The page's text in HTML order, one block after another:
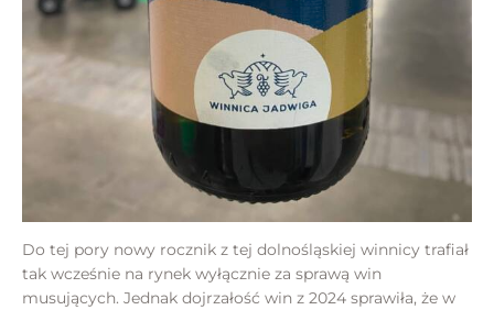
Do tej pory nowy rocznik z tej dolnośląskiej winnicy trafiał
tak wcześnie na rynek wyłącznie za sprawą win
musujących. Jednak dojrzałość win z 2024 sprawiła, że w